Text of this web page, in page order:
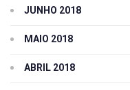
JUNHO 2018
MAIO 2018
ABRIL 2018